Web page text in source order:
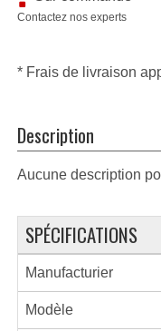
Contactez nos experts
* Frais de livraison
Description
Aucune description
SPÉCIFICATIONS
Manufacturier
Modèle